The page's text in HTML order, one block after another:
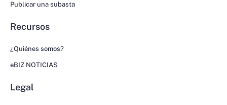
Publicar una subasta
Recursos
¿Quiénes somos?
eBIZ NOTICIAS
Legal